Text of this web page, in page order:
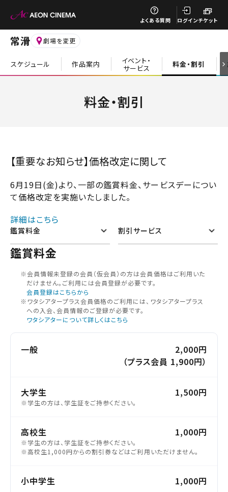
よくある質問 ログインチケット
常滑 劇場を変更
スケジュール 作品案内 イベント・
サービス 料金・割引
料金・割引
【重要なお知らせ】価格改定に関して
6月19日(金)より、一部の鑑賞料金、サービスデーについ
て価格改定を実施いたしました。
詳細はこちら
鑑賞料金 割引サービス
鑑賞料金
※会員情報未登録の会員（仮会員）の⽅は会員価格はご利⽤いた
だけません。ご利⽤には会員登録が必要です。
会員登録はこちらから
※ワタシアタープラス会員価格のご利用には、ワタシアタープラス
への入会、会員情報のご登録が必要です。
ワタシアターについて詳しくはこちら
一般
2,000円
（プラス会員 1,900円）
大学生 1,500円
※学生の方は、学生証をご持参ください。
高校生 1,000円
※学生の方は、学生証をご持参ください。
※高校生1,000円からの割引券などはご利用いただけません。
小中学生 1,000円
閉じる
閉じる